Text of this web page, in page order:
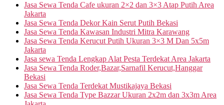
Jasa Sewa Tenda Cafe ukuran 2×2 dan 3×3 Atap Putih Area
Jakarta
Jasa Sewa Tenda Dekor Kain Serut Putih Bekasi
Jasa Sewa Tenda Kawasan Industri Mitra Karawang
Jasa Sewa Tenda Kerucut Putih Ukuran 3×3 M Dan 5x5m
Jakarta
Jasa sewa Tenda Lengkap Alat Pesta Terdekat Area Jakarta
Jasa Sewa Tenda Roder,Bazar,Sarnafil Kerucut,Hanggar
Bekasi
Jasa Sewa Tenda Terdekat Mustikajaya Bekasi
Jasa Sewa Tenda Type Bazzar Ukuran 2x2m dan 3x3m Area